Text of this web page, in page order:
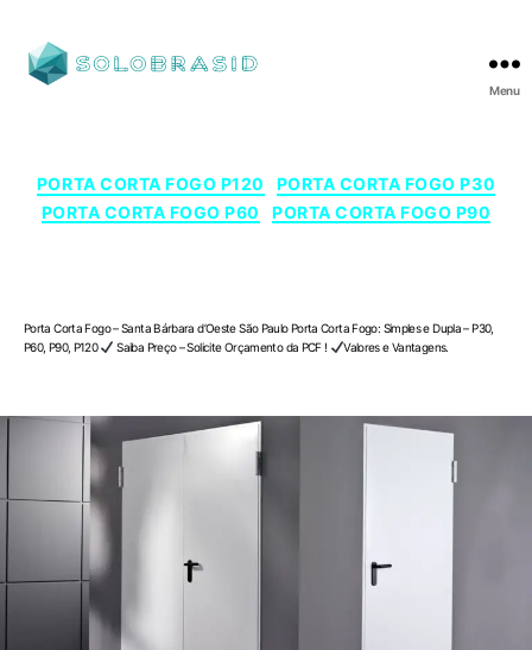
Menu
PORTA CORTA FOGO P120
PORTA CORTA FOGO P30
PORTA CORTA FOGO P60
PORTA CORTA FOGO P90
Porta Corta Fogo – Santa Bárbara d’Oeste São Paulo Porta Corta Fogo: Simples e Dupla – P30,
P60, P90, P120
Saiba Preço – Solicite Orçamento da PCF ! Valores e Vantagens.